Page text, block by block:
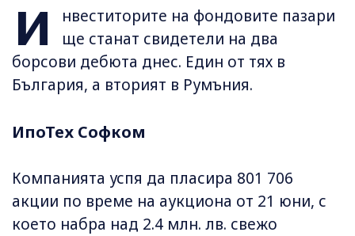
И
нвеститорите на фондовите пазари
ще станат свидетели на два
борсови дебюта днес. Един от тях в
България, а вторият в Румъния.
ИпоТех Софком
Компанията успя да пласира 801 706
акции по време на аукциона от 21 юни, с
което набра над 2.4 млн. лв. свежо